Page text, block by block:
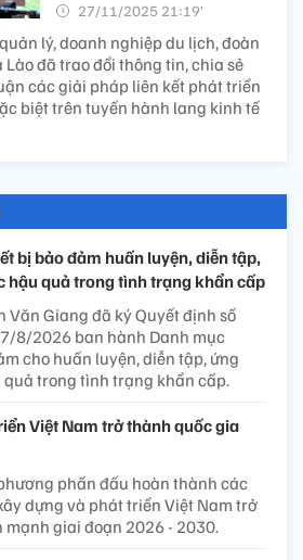
27/11/2025 21:19’
lý, doanh nghiệp du lịch, đoàn
đã trao đổi thông tin, chia sẻ
các giải pháp liên kết phát triển
biệt trên tuyến hành lang kinh tế
bị bảo đảm huấn luyện, diễn tập,
hậu quả trong tình trạng khẩn cấp
Văn Giang đã ký Quyết định số
8/2026 ban hành Danh mục
cho huấn luyện, diễn tập, ứng
quả trong tình trạng khẩn cấp.
Việt Nam trở thành quốc gia
phấn đấu hoàn thành các
dựng và phát triển Việt Nam trở
giai đoạn 2026 - 2030.